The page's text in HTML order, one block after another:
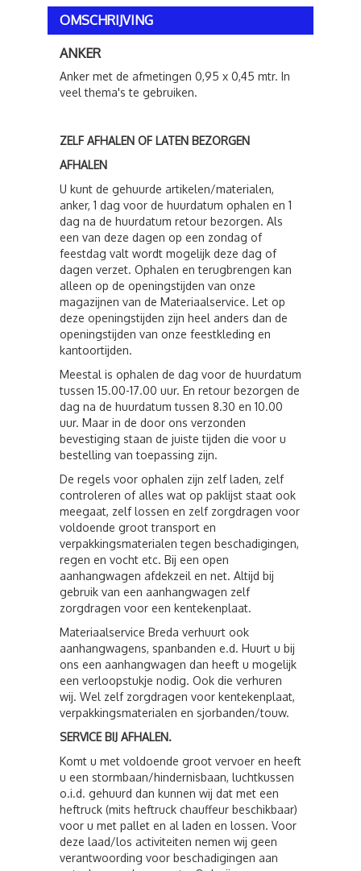
OMSCHRIJVING
ANKER
Anker met de afmetingen 0,95 x 0,45 mtr. In
veel thema's te gebruiken.
ZELF AFHALEN OF LATEN BEZORGEN
AFHALEN
U kunt de gehuurde artikelen/materialen,
anker, 1 dag voor de huurdatum ophalen en 1
dag na de huurdatum retour bezorgen. Als
een van deze dagen op een zondag of
feestdag valt wordt mogelijk deze dag of
dagen verzet. Ophalen en terugbrengen kan
alleen op de openingstijden van onze
magazijnen van de Materiaalservice. Let op
deze openingstijden zijn heel anders dan de
openingstijden van onze feestkleding en
kantoortijden.
Meestal is ophalen de dag voor de huurdatum
tussen 15.00-17.00 uur. En retour bezorgen de
dag na de huurdatum tussen 8.30 en 10.00
uur. Maar in de door ons verzonden
bevestiging staan de juiste tijden die voor u
bestelling van toepassing zijn.
De regels voor ophalen zijn zelf laden, zelf
controleren of alles wat op paklijst staat ook
meegaat, zelf lossen en zelf zorgdragen voor
voldoende groot transport en
verpakkingsmaterialen tegen beschadigingen,
regen en vocht etc. Bij een open
aanhangwagen afdekzeil en net. Altijd bij
gebruik van een aanhangwagen zelf
zorgdragen voor een kentekenplaat.
Materiaalservice Breda verhuurt ook
aanhangwagens, spanbanden e.d. Huurt u bij
ons een aanhangwagen dan heeft u mogelijk
een verloopstukje nodig. Ook die verhuren
wij. Wel zelf zorgdragen voor kentekenplaat,
verpakkingsmaterialen en sjorbanden/touw.
SERVICE BIJ AFHALEN.
Komt u met voldoende groot vervoer en heeft
u een stormbaan/hindernisbaan, luchtkussen
o.i.d. gehuurd dan kunnen wij dat met een
heftruck (mits heftruck chauffeur beschikbaar)
voor u met pallet en al laden en lossen. Voor
deze laad/los activiteiten nemen wij geen
verantwoording voor beschadigingen aan